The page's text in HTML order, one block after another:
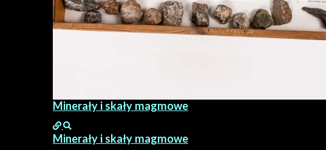
Minerały i skały magmowe
Minerały i skały magmowe